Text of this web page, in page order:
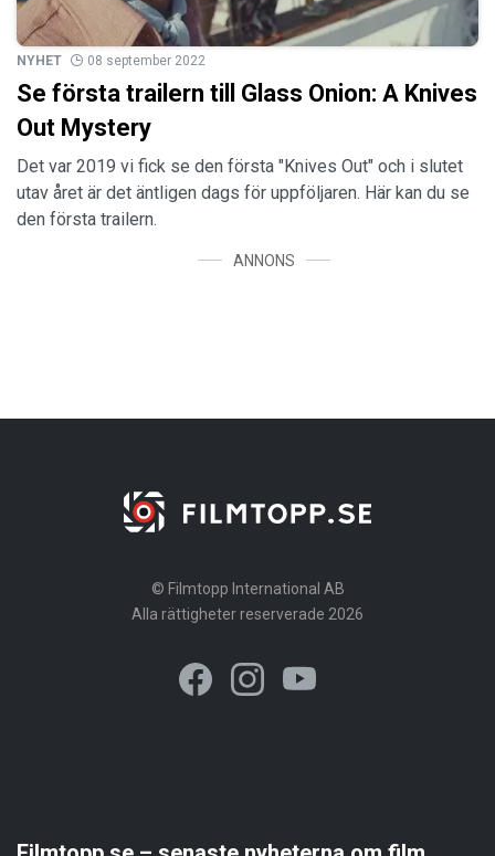
NYHET 08 september 2022
Se första trailern till Glass Onion: A Knives
Out Mystery
Det var 2019 vi fick se den första "Knives Out" och i slutet
utav året är det äntligen dags för uppföljaren. Här kan du se
den första trailern.
ANNONS
© Filmtopp International AB
Alla rättigheter reserverade 2026